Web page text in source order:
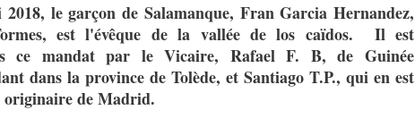
le garçon de Salamanque, Fran Garcia Hernandez,
est l'évêque de la vallée de los caïdos. Il est
ce mandat par le Vicaire, Rafael F. B, de Guinée
dans la province de Tolède, et Santiago T.P., qui en est
originaire de Madrid.